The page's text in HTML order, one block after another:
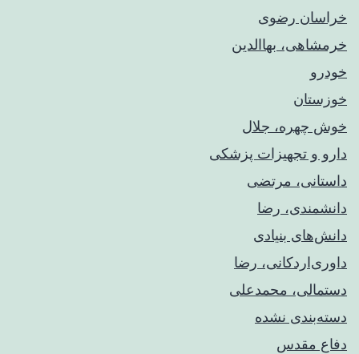
خراسان رضوی
خرمشاهی، بهاالدین
خودرو
خوزستان
خوش چهره، جلال
دارو و تجهیزات پزشکی
داستانی، مرتضی
دانشمندی، رضا
دانش‌های بنیادی
داوری‌اردکانی، رضا
دستمالی، محمدعلی
دسته‌بندی نشده
دفاع مقدس